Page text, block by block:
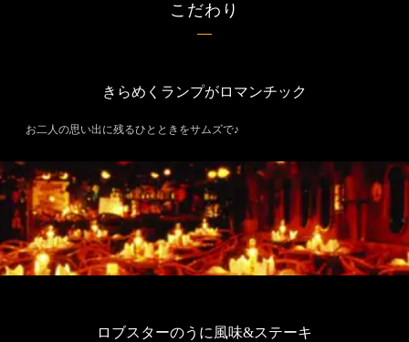
こだわり
きらめくランプがロマンチック
お二人の思い出に残るひとときをサムズで♪
ロブスターのうに風味&ステーキ